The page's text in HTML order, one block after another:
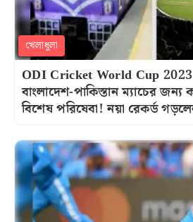
খেলাধুলা
ODI Cricket World Cup
বাংলাদেশ-পাকিস্তান ম্যাচের জন্য
বিশেষ পরিষেবা! নয়া রেকর্ড